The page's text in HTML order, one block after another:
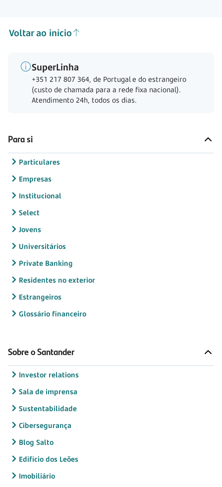
Voltar ao início
SuperLinha
+351 217 807 364, de Portugal e do estrangeiro
(custo de chamada para a rede fixa nacional).
Atendimento 24h, todos os dias.
Para si
Particulares
Empresas
Institucional
Select
Jovens
Universitários
Private Banking
Residentes no exterior
Estrangeiros
Glossário financeiro
Sobre o Santander
Investor relations
Sala de imprensa
Sustentabilidade
Cibersegurança
Blog Salto
Edifício dos Leões
Imobiliário